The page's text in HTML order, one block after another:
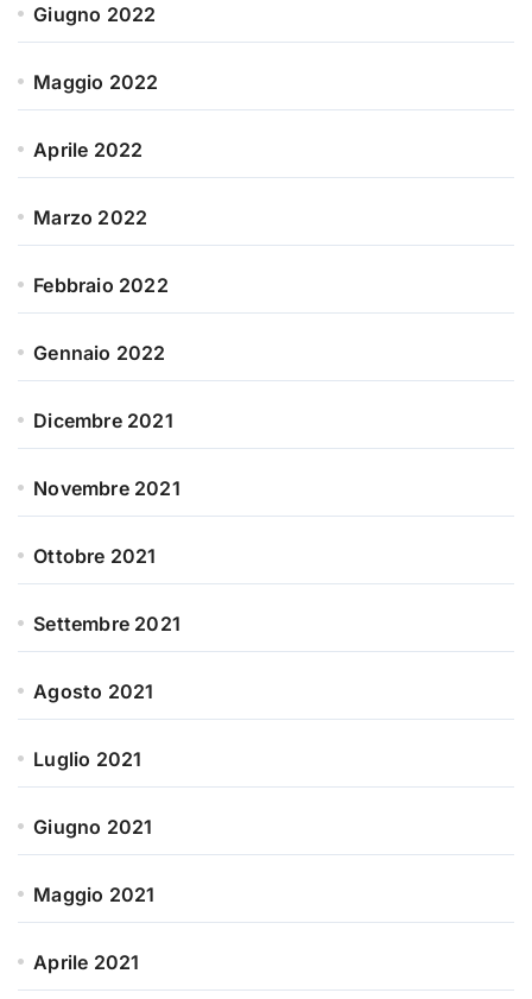
Giugno 2022
Maggio 2022
Aprile 2022
Marzo 2022
Febbraio 2022
Gennaio 2022
Dicembre 2021
Novembre 2021
Ottobre 2021
Settembre 2021
Agosto 2021
Luglio 2021
Giugno 2021
Maggio 2021
Aprile 2021